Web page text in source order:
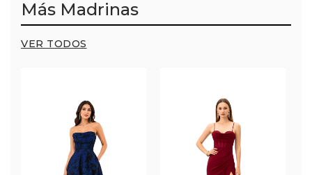
Más Madrinas
VER TODOS